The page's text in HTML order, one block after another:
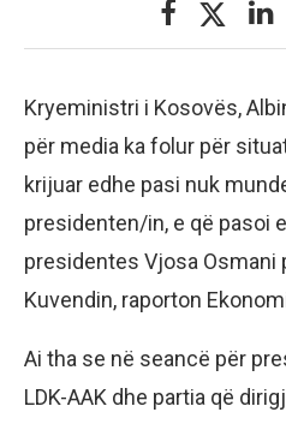
Kryeministri i Kosovës,
për media ka folur për
krijuar edhe pasi nuk
presidenten/in, e që pasoi
presidentes Vjosa Osmani
Kuvendin, raporton
Ai tha se në seancë për
LDK-AAK dhe partia që